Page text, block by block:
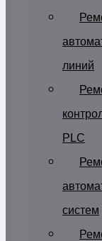
линий
PLC
систем